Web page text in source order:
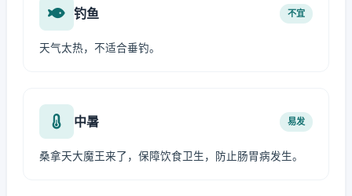
钓鱼 不宜
天气太热，不适合垂钓。
中暑 易发
桑拿天大魔王来了，保障饮食卫生，防止肠胃病发生。